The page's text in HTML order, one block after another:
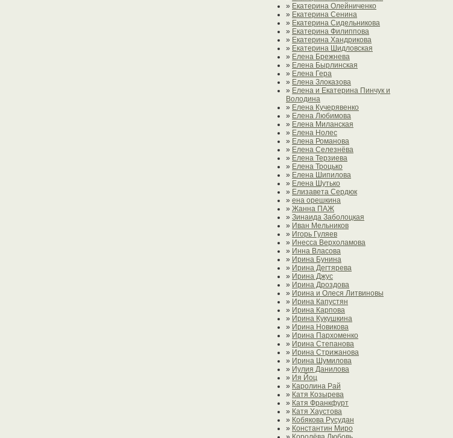
» Екатерина Олейниченко
» Екатерина Сенина
» Екатерина Сидельникова
» Екатерина Филиппова
» Екатерина Хандрикова
» Екатерина Шидловская
» Елена Брежнева
» Елена Бырлинская
» Елена Гера
» Елена Злоказова
» Елена и Екатерина Пинчук и
Володина
» Елена Кучерявенко
» Елена Любимова
» Елена Миланская
» Елена Нолес
» Елена Романова
» Елена Селезнёва
» Елена Терзиева
» Елена Троцько
» Елена Шипилова
» Елена Шутько
» Елизавета Сердюк
» ена орешкина
» Жанна ПАЖ
» Зинаида Заболоцкая
» Иван Мельников
» Игорь Гуляев
» Инесса Верхоламова
» Инна Власова
» Ирина Бунина
» Ирина Дегтярева
» Ирина Джус
» Ирина Дроздова
» Ирина и Олеся Литвиновы
» Ирина Капустян
» Ирина Карпова
» Ирина Кукушкина
» Ирина Новикова
» Ирина Пархоменко
» Ирина Степанова
» Ирина Стрижанова
» Ирина Шумилова
» Иулия Данилова
» Ия Йоц
» Каролина Рай
» Катя Козырева
» Катя Франкфурт
» Катя Хаустова
» Кобякова Русудан
» Константин Миро